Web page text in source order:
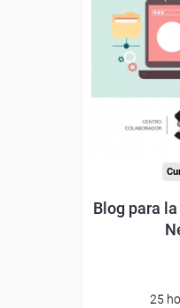
Sin
Blog para
25